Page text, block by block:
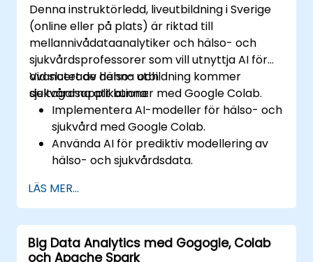
Denna instruktörledd, liveutbildning i Sverige
(online eller på plats) är riktad till
mellannivådataanalytiker och hälso- och
sjukvårdsprofessorer som vill utnyttja AI för
avancerade hälso- och
sjukvårdsapplikationer med Google Colab.
Vid slutet av denna utbildning kommer
deltagarna att kunna:
Implementera AI-modeller för hälso- och
sjukvård med Google Colab.
Använda AI för prediktiv modellering av
hälso- och sjukvårdsdata.
drivna tekniker.
Utforska etiska överväganden i AI-
baserade hälso- och sjukvårdslösningar.
LÄS MER...
Big Data Analytics med Gogogle, Colab
och Apache Spark